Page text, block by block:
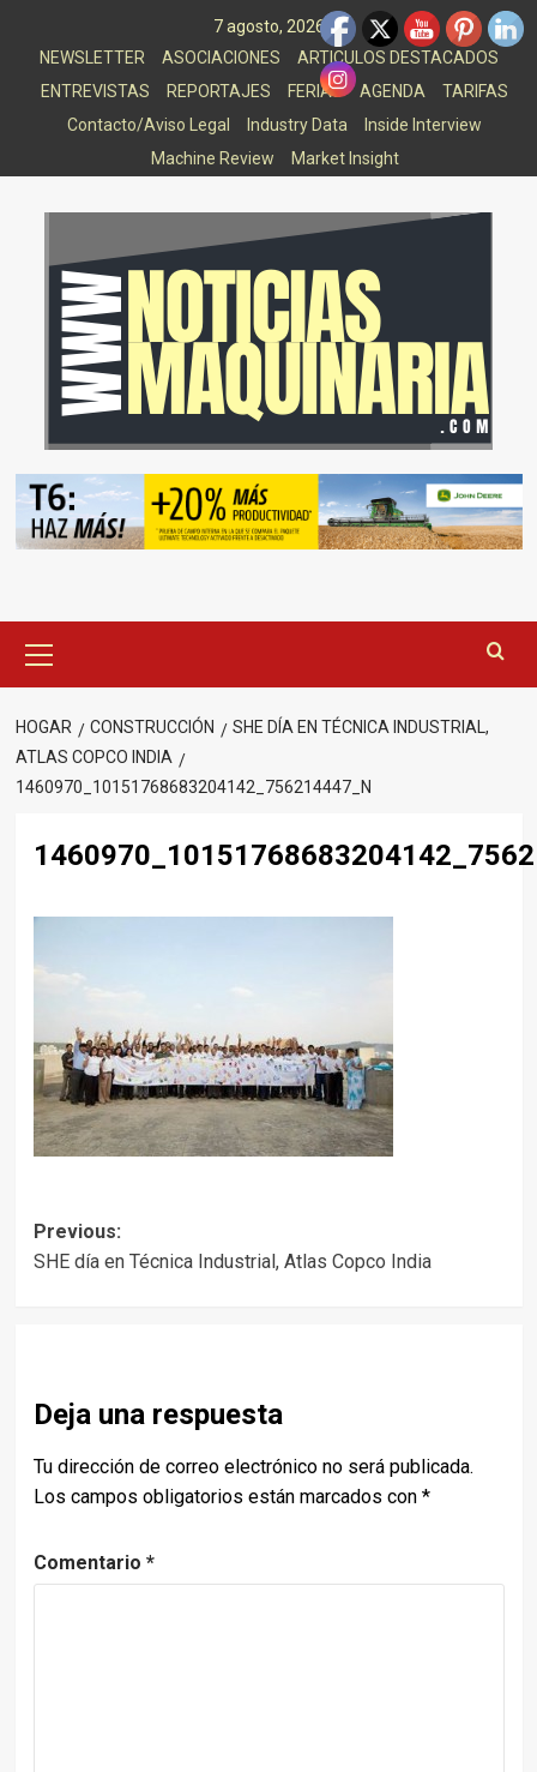
7 agosto, 2026
NEWSLETTER
ASOCIACIONES
ARTICULOS DESTACADOS
ENTREVISTAS
REPORTAJES FERIAS AGENDA
TARIFAS
Contacto/Aviso Legal
Industry Data
Inside Interview
Machine Review
Market Insight
principal
HOGAR CONSTRUCCIÓN
SHE DÍA EN TÉCNICA INDUSTRIAL,
ATLAS COPCO INDIA
1460970_10151768683204142_756214447_N
Post
Previous:
SHE día en Técnica Industrial, Atlas Copco India
Deja una respuesta
Tu dirección de correo electrónico no será publicada.
Los campos obligatorios están marcados con *
Comentario *